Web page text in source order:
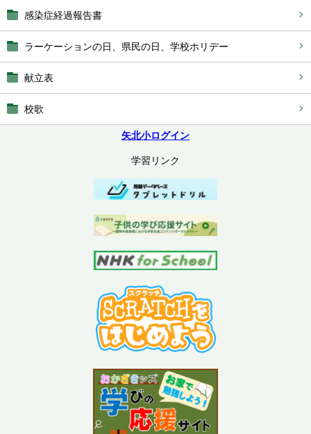
感染症経過報告書
ラーケーションの日、県民の日、学校ホリデー
献立表
校歌
矢北小ログイン
学習リンク